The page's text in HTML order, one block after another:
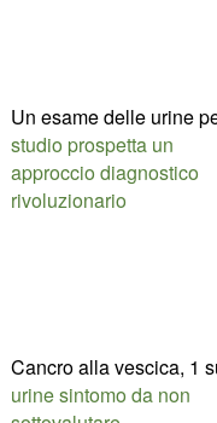
Un esame delle urine
studio prospetta un
approccio diagnostico
rivoluzionario
Cancro alla vescica, 1
urine sintomo da non